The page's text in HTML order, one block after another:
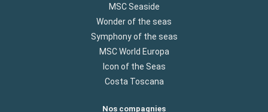
MSC Seaside
Wonder of the seas
Symphony of the seas
MSC World Europa
Icon of the Seas
Costa Toscana
Nos compagnies